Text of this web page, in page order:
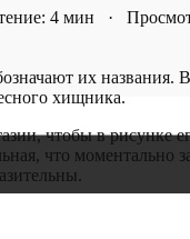
4 мин ·
их названия.
хищника.
чтобы в рисунке
что